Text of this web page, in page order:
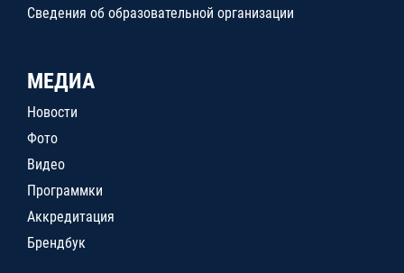
Сведения об образовательной организации
МЕДИА
Новости
Фото
Видео
Программки
Аккредитация
Брендбук